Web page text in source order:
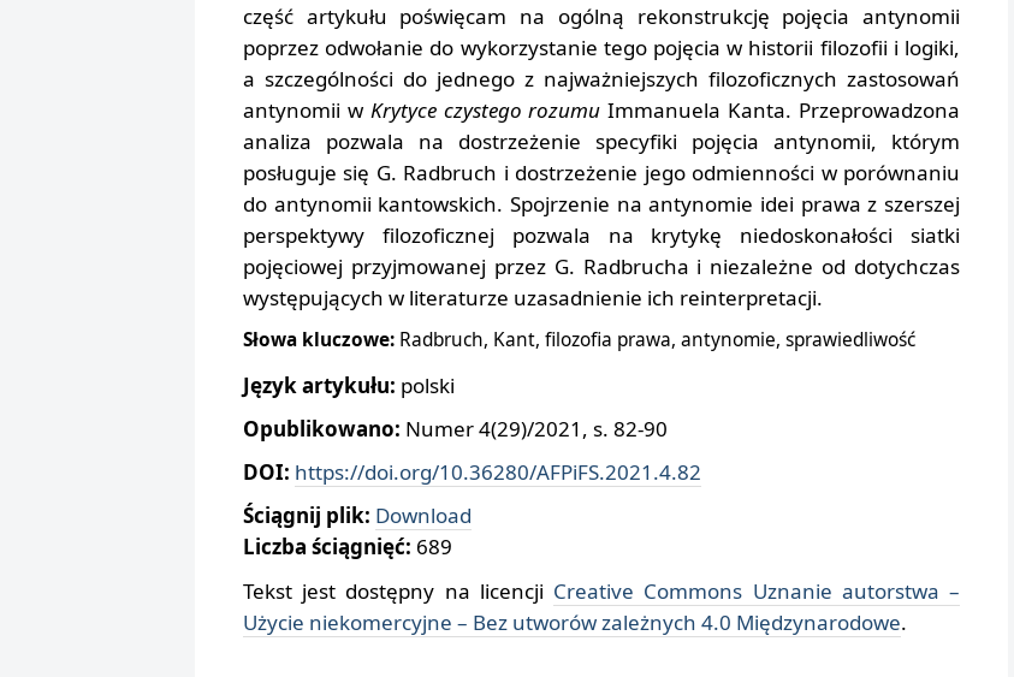
część artykułu poświęcam na ogólną rekonstrukcję pojęcia antynomii
poprzez odwołanie do wykorzystanie tego pojęcia w historii filozofii i logiki,
a szczególności do jednego z najważniejszych filozoficznych zastosowań
antynomii w Krytyce czystego rozumu Immanuela Kanta. Przeprowadzona
analiza pozwala na dostrzeżenie specyfiki pojęcia antynomii, którym
posługuje się G. Radbruch i dostrzeżenie jego odmienności w porównaniu
do antynomii kantowskich. Spojrzenie na antynomie idei prawa z szerszej
perspektywy filozoficznej pozwala na krytykę niedoskonałości siatki
pojęciowej przyjmowanej przez G. Radbrucha i niezależne od dotychczas
występujących w literaturze uzasadnienie ich reinterpretacji.
Słowa kluczowe: Radbruch, Kant, filozofia prawa, antynomie, sprawiedliwość
Język artykułu: polski
Opublikowano: Numer 4(29)/2021, s. 82-90
DOI: https://doi.org/10.36280/AFPiFS.2021.4.82
Ściągnij plik: Download
Liczba ściągnięć: 689
Tekst jest dostępny na licencji Creative Commons Uznanie autorstwa –
Użycie niekomercyjne – Bez utworów zależnych 4.0 Międzynarodowe.